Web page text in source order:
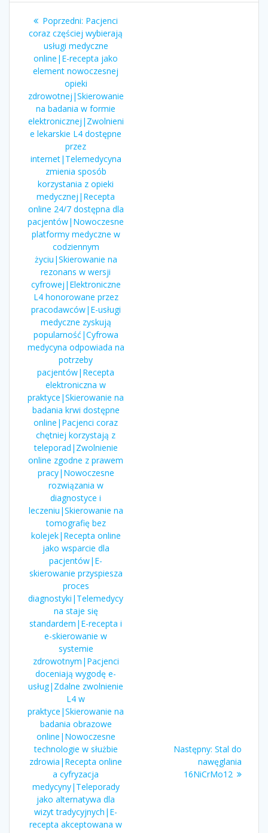
Nawigacja
wpisu
Poprzedni: Poprzedni
wpis:
Pacjenci
coraz częściej wybierają
usługi medyczne
online|E-recepta jako
element nowoczesnej
opieki
zdrowotnej|Skierowanie
na badania w formie
elektronicznej|Zwolnieni
e lekarskie L4 dostępne
przez
internet|Telemedycyna
zmienia sposób
korzystania z opieki
medycznej|Recepta
online 24/7 dostępna dla
pacjentów|Nowoczesne
platformy medyczne w
codziennym
życiu|Skierowanie na
rezonans w wersji
cyfrowej|Elektroniczne
L4 honorowane przez
pracodawców|E-usługi
medyczne zyskują
popularność|Cyfrowa
medycyna odpowiada na
potrzeby
pacjentów|Recepta
elektroniczna w
praktyce|Skierowanie na
badania krwi dostępne
online|Pacjenci coraz
chętniej korzystają z
teleporad|Zwolnienie
online zgodne z prawem
pracy|Nowoczesne
rozwiązania w
diagnostyce i
leczeniu|Skierowanie na
tomografię bez
kolejek|Recepta online
jako wsparcie dla
pacjentów|E-
skierowanie przyspiesza
proces
diagnostyki|Telemedycy
na staje się
standardem|E-recepta i
e-skierowanie w
systemie
zdrowotnym|Pacjenci
doceniają wygodę e-
usług|Zdalne zwolnienie
L4 w
praktyce|Skierowanie na
badania obrazowe
online|Nowoczesne
technologie w służbie
zdrowia|Recepta online
a cyfryzacja
medycyny|Teleporady
jako alternatywa dla
wizyt tradycyjnych|E-
recepta akceptowana w
Następny: Następny
wpis:
Stal do
nawęglania
16NiCrMo12